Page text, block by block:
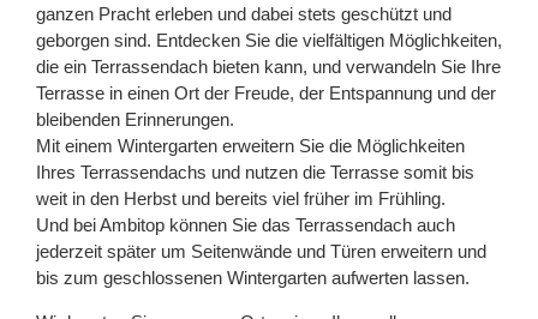
ganzen Pracht erleben und dabei stets geschützt und
geborgen sind. Entdecken Sie die vielfältigen Möglichkeiten,
die ein Terrassendach bieten kann, und verwandeln Sie Ihre
Terrasse in einen Ort der Freude, der Entspannung und der
bleibenden Erinnerungen.
Mit einem Wintergarten erweitern Sie die Möglichkeiten
Ihres Terrassendachs und nutzen die Terrasse somit bis
weit in den Herbst und bereits viel früher im Frühling.
Und bei Ambitop können Sie das Terrassendach auch
jederzeit später um Seitenwände und Türen erweitern und
bis zum geschlossenen Wintergarten aufwerten lassen.